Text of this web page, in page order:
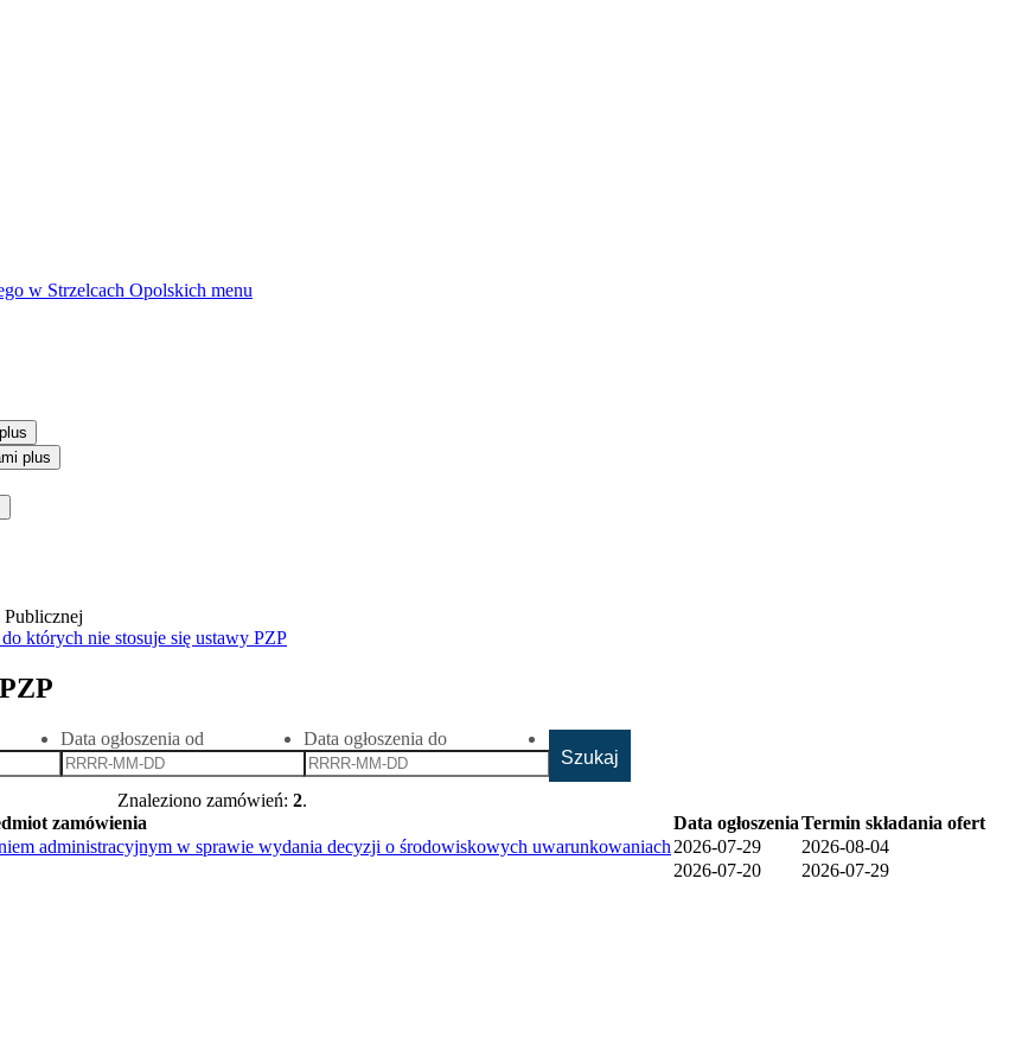
w Strzelcach Opolskich menu
plus
których nie stosuje się ustawy PZP
Data ogłoszenia od Data ogłoszenia do
Znaleziono zamówień: 2.
zamówienia
Data ogłoszeniaTermin składania ofert
administracyjnym w sprawie wydania decyzji o środowiskowych uwarunkowaniach2026-07-29
2026-08-04
2026-07-20
2026-07-29